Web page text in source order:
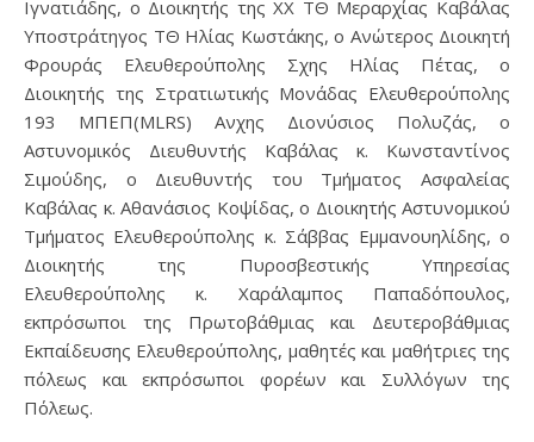
Ιγνατιάδης, ο Διοικητής της ΧΧ ΤΘ Μεραρχίας Καβάλας
Υποστράτηγος ΤΘ Ηλίας Κωστάκης, ο Ανώτερος Διοικητή
Φρουράς Ελευθερούπολης Σχης Ηλίας Πέτας, ο
Διοικητής της Στρατιωτικής Μονάδας Ελευθερούπολης
193 ΜΠΕΠ(MLRS) Ανχης Διονύσιος Πολυζάς, ο
Αστυνομικός Διευθυντής Καβάλας κ. Κωνσταντίνος
Σιμούδης, ο Διευθυντής του Τμήματος Ασφαλείας
Καβάλας κ. Αθανάσιος Κοψίδας, ο Διοικητής Αστυνομικού
Τμήματος Ελευθερούπολης κ. Σάββας Εμμανουηλίδης, ο
Διοικητής της Πυροσβεστικής Υπηρεσίας
Ελευθερούπολης κ. Χαράλαμπος Παπαδόπουλος,
εκπρόσωποι της Πρωτοβάθμιας και Δευτεροβάθμιας
Εκπαίδευσης Ελευθερούπολης, μαθητές και μαθήτριες της
πόλεως και εκπρόσωποι φορέων και Συλλόγων της
Πόλεως.